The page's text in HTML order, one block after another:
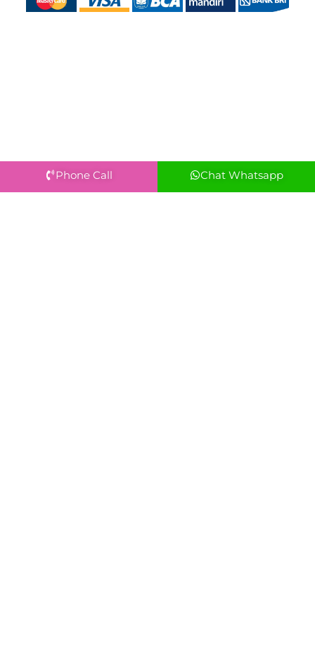
Phone Call Chat Whatsapp